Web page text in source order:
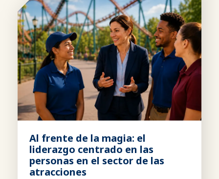
Al frente de la magia: el
liderazgo centrado en las
personas en el sector de las
atracciones